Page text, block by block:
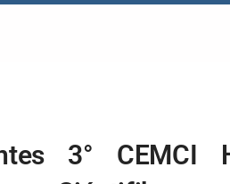
3° CEMCI